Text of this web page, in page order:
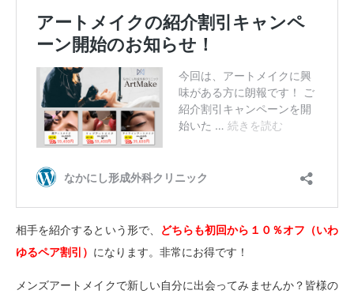
相手を紹介するという形で、
どちらも初回から１０％オフ（いわ
ゆるペア割引） になります。非常にお得です！
メンズアートメイクで新しい自分に出会ってみませんか？皆様の